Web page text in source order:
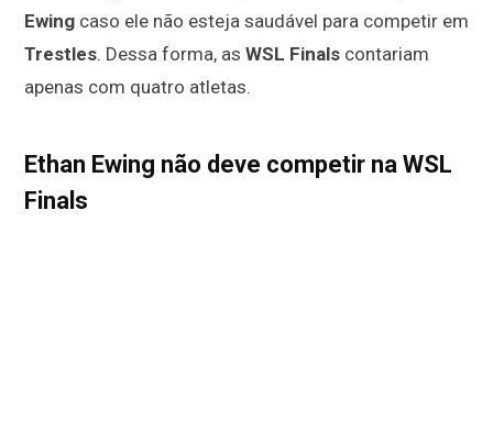
Ewing caso ele não esteja saudável para competir em
Trestles. Dessa forma, as WSL Finals contariam
apenas com quatro atletas.
Ethan Ewing não deve competir na WSL
Finals